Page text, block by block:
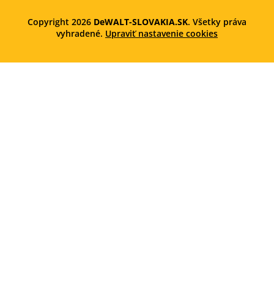
Copyright 2026 DeWALT-SLOVAKIA.SK. Všetky práva
vyhradené. Upraviť nastavenie cookies